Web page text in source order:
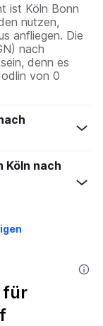
ist Köln Bonn
nutzen,
anfliegen. Die
nach
denn es
von 0
Köln nach
für